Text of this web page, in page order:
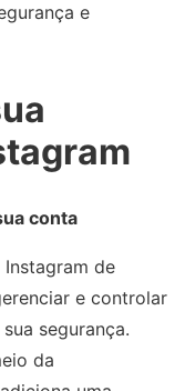
e
conta
de
e controlar
segurança.
da